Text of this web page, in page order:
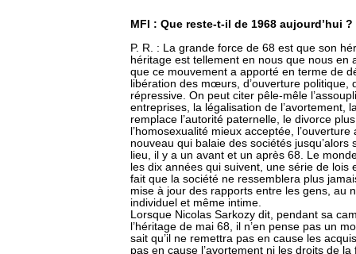
MFI : Que reste-t-il de 1968 aujourd’hui ?
P. R. : La grande force de 68 est que son
héritage est tellement en nous que nous en
que ce mouvement a apporté en terme de
libération des mœurs, d’ouverture
répressive. On peut citer pêle-mêle
entreprises, la légalisation de l’avortement,
remplace l’autorité paternelle, le divorce
l’homosexualité mieux acceptée,
nouveau qui balaie des sociétés
lieu, il y a un avant et un après 68. Le
les dix années qui suivent, une série de
fait que la société ne ressemblera plus
mise à jour des rapports entre les gens, au
individuel et même intime.
Lorsque Nicolas Sarkozy dit, pendant sa
l’héritage de mai 68, il n’en pense pas un
sait qu’il ne remettra pas en cause les
pas en cause l’avortement ni les droits de